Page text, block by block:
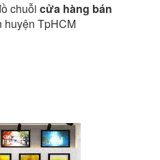
chuỗi cửa hàng bán
huyện TpHCM